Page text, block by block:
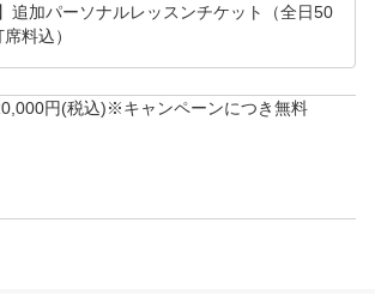
追加パーソナルレッスンチケット（全日50
料込）
円(税込)※キャンペーンにつき無料